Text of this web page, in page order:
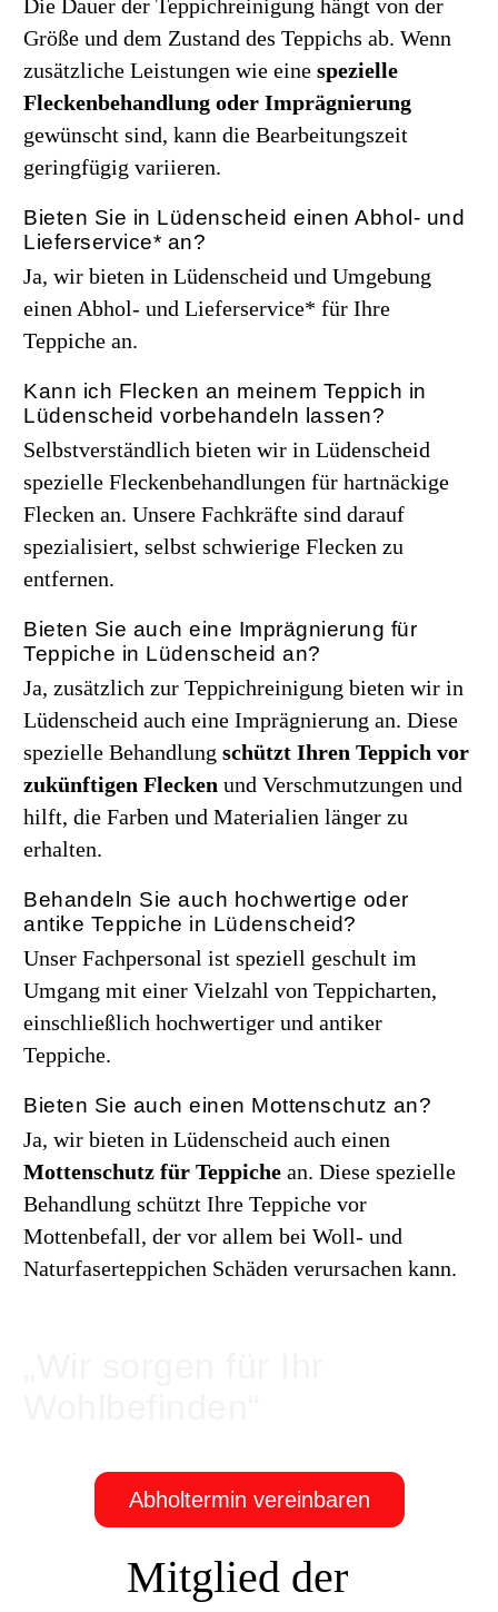
Die Dauer der Teppichreinigung hängt von der
Größe und dem Zustand des Teppichs ab. Wenn
zusätzliche Leistungen wie eine spezielle
Fleckenbehandlung oder Imprägnierung
gewünscht sind, kann die Bearbeitungszeit
geringfügig variieren.
Bieten Sie in Lüdenscheid einen Abhol- und
Lieferservice* an?
Ja, wir bieten in Lüdenscheid und Umgebung
einen Abhol- und Lieferservice* für Ihre
Teppiche an.
Kann ich Flecken an meinem Teppich in
Lüdenscheid vorbehandeln lassen?
Selbstverständlich bieten wir in Lüdenscheid
spezielle Fleckenbehandlungen für hartnäckige
Flecken an. Unsere Fachkräfte sind darauf
spezialisiert, selbst schwierige Flecken zu
entfernen.
Bieten Sie auch eine Imprägnierung für
Teppiche in Lüdenscheid an?
Ja, zusätzlich zur Teppichreinigung bieten wir in
Lüdenscheid auch eine Imprägnierung an. Diese
spezielle Behandlung schützt Ihren Teppich vor
zukünftigen Flecken und Verschmutzungen und
hilft, die Farben und Materialien länger zu
erhalten.
Behandeln Sie auch hochwertige oder
antike Teppiche in Lüdenscheid?
Unser Fachpersonal ist speziell geschult im
Umgang mit einer Vielzahl von Teppicharten,
einschließlich hochwertiger und antiker
Teppiche.
Bieten Sie auch einen Mottenschutz an?
Ja, wir bieten in Lüdenscheid auch einen
Mottenschutz für Teppiche an. Diese spezielle
Behandlung schützt Ihre Teppiche vor
Mottenbefall, der vor allem bei Woll- und
Naturfaserteppichen Schäden verursachen kann.
Abholtermin vereinbaren
Mitglied der